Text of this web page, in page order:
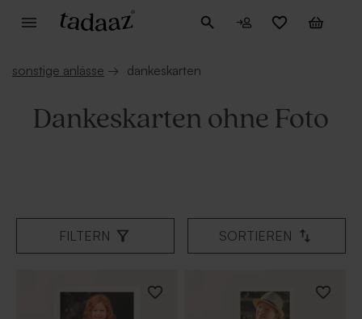
sonstige anlässe → dankeskarten
Dankeskarten ohne Foto
FILTERN SORTIEREN